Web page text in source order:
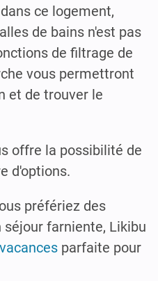
ce logement,
de bains n'est pas
de filtrage de
vous permettront
et de trouver le
offre la possibilité de
d'options.
préfériez des
farniente, Likibu
parfaite pour